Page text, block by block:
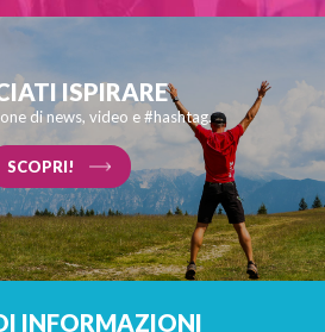
ISPIRARE
di news, video e #hashtag.
SCOPRI!
INFORMAZIONI